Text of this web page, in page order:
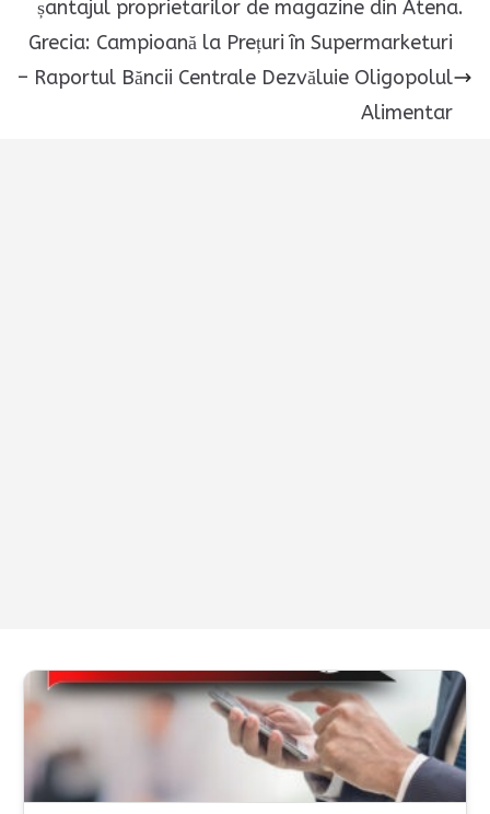
șantajul proprietarilor de magazine din Atena.
Grecia: Campioană la Prețuri în Supermarketuri
– Raportul Băncii Centrale Dezvăluie Oligopolul
Alimentar